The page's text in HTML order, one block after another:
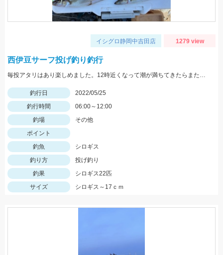
イシグロ静岡中吉田店 1279 view
西伊豆サーフ投げ釣り釣行
毎投アタリはあり楽しめました。12時近くなって潮が満ちてきたらまた食い良くなりましたが、エサ切れで終了しました。エサは赤イソメでした。
釣行日
2022/05/25
釣行時間
06:00～12:00
釣場
その他
ポイント
釣魚
シロギス
釣り方
投げ釣り
釣果
シロギス22匹
サイズ
シロギス～17ｃｍ